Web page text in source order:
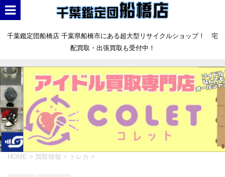
千葉鑑定団船橋店 千葉県船橋市にある超大型リサイクルショップ！ 宅
配買取・出張買取も受付中！
HOME > 買取情報 > トレカ >